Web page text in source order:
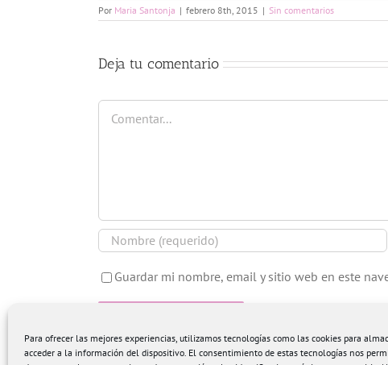
Para ofrecer las mejores experiencias, utilizamos tecnologías como las cookies para
acceder a la información del dispositivo. El consentimiento de estas tecnologías nos
Por Maria Santonja | febrero 8th, 2015 | Sin comentarios
Deja tu comentario
Comentar
Guardar mi nombre, email y sitio web en este